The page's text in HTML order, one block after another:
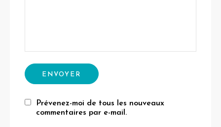
Prévenez-moi de tous les nouveaux
commentaires par e-mail.